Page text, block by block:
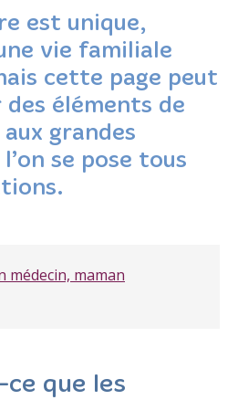
est unique,
vie familiale
cette page peut
éléments de
grandes
se pose tous
médecin, maman
que les